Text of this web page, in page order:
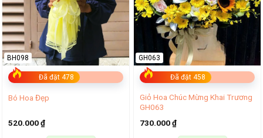
Đã đặt 478
BH098
Bó Hoa Đẹp
520.000₫
Đã đặt 458
GH063
Giỏ Hoa Chúc Mừng Khai Trương
GH063
730.000₫